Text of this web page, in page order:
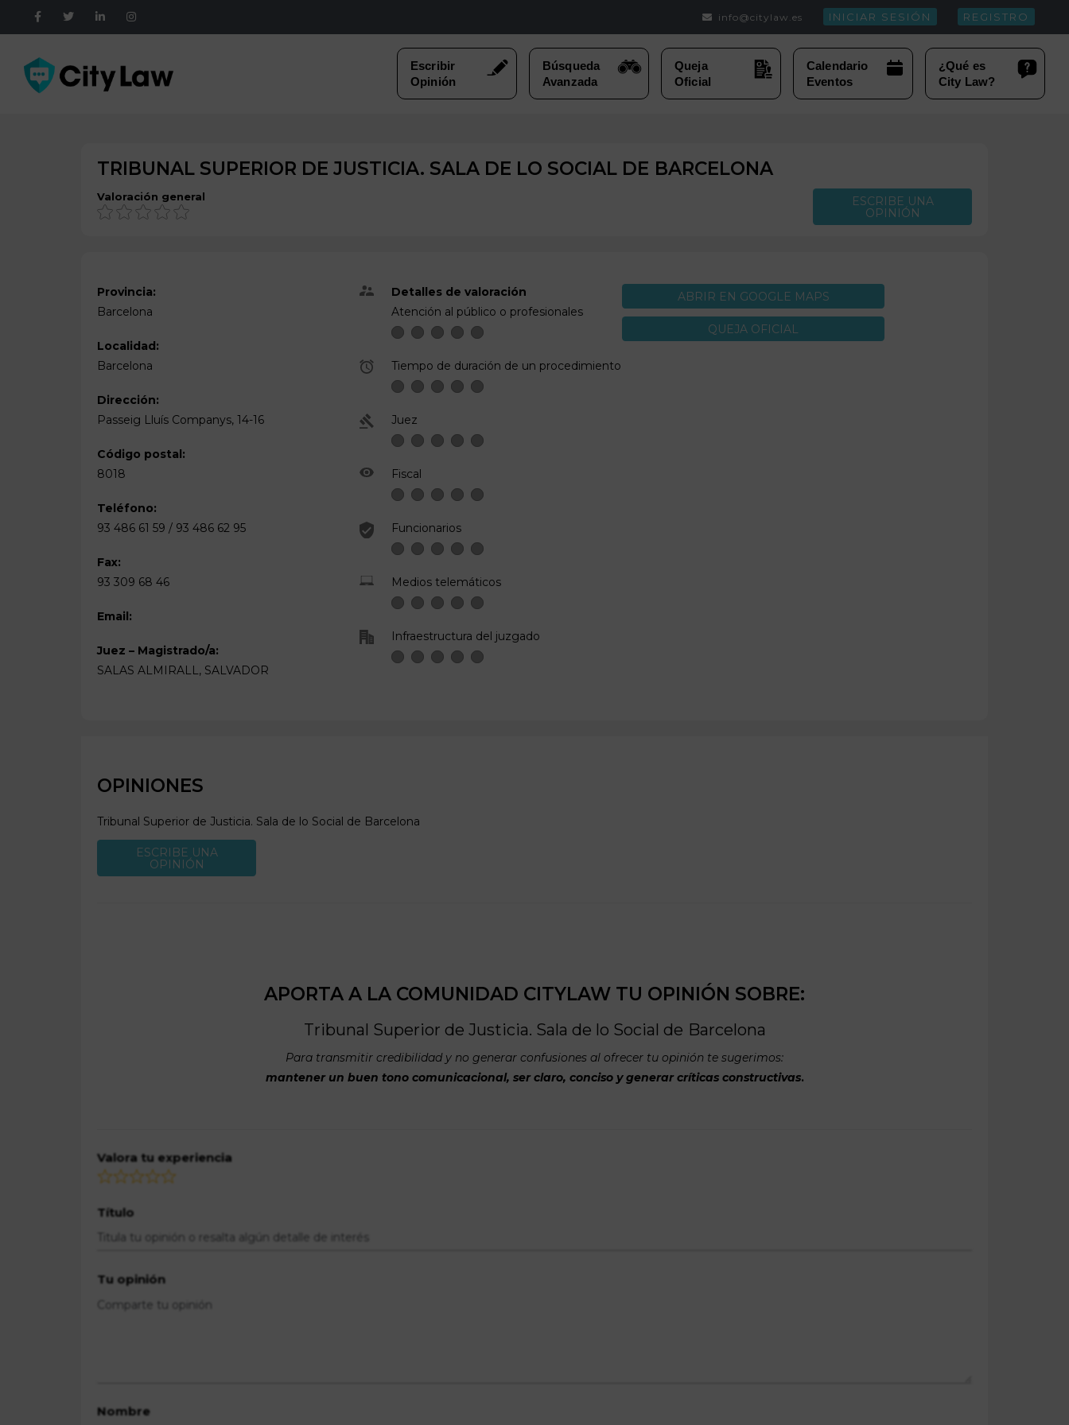
INICIAR SESIÓN REGISTRO
info@citylaw.es
TRIBUNAL SUPERIOR DE JUSTICIA. SALA DE LO SOCIAL DE BARCELONA
Valoración general
ESCRIBE UNA
OPINIÓN
Provincia:
Barcelona
Localidad:
Barcelona
Dirección:
Passeig Lluís Companys, 14-16
Código postal:
8018
Teléfono:
93 486 61 59 / 93 486 62 95
Fax:
93 309 68 46
Email:
Juez – Magistrado/a:
SALAS ALMIRALL, SALVADOR
Detalles de valoración
Atención al público o profesionales
Tiempo de duración de un procedimiento
Juez
Fiscal
Funcionarios
Medios telemáticos
Infraestructura del juzgado
ABRIR EN GOOGLE MAPS
QUEJA OFICIAL
OPINIONES
Tribunal Superior de Justicia. Sala de lo Social de Barcelona
ESCRIBE UNA
OPINIÓN
APORTA A LA COMUNIDAD CITYLAW TU OPINIÓN SOBRE:
Tribunal Superior de Justicia. Sala de lo Social de Barcelona
Para transmitir credibilidad y no generar confusiones al ofrecer tu opinión te sugerimos:
mantener un buen tono comunicacional, ser claro, conciso y generar críticas constructivas.
Valora tu experiencia
Título
Tu opinión
Nombre